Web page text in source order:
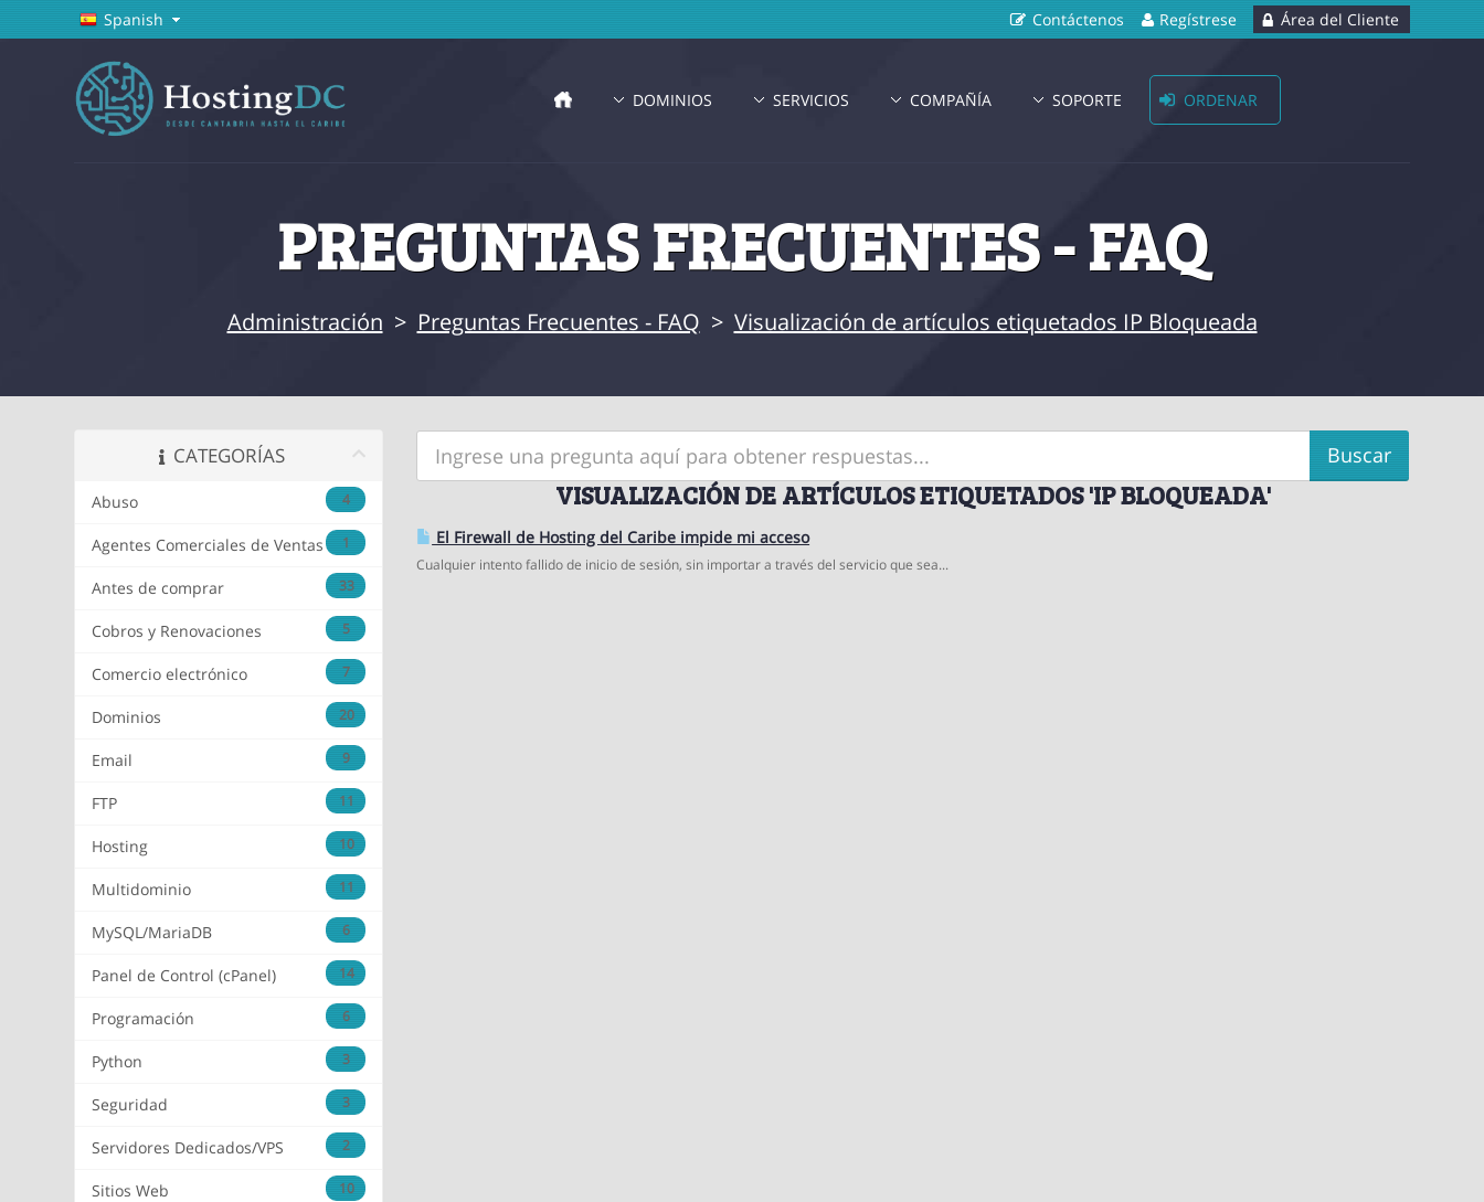
Spanish Contáctenos Regístrese Área del Cliente
DOMINIOS SERVICIOS COMPAÑÍA SOPORTE ORDENAR
PREGUNTAS FRECUENTES - FAQ
Administración > Preguntas Frecuentes - FAQ > Visualización de artículos etiquetados IP Bloqueada
CATEGORÍAS
4
Abuso
1
Agentes Comerciales de Ventas
33
Antes de comprar
5
Cobros y Renovaciones
7
Comercio electrónico
20
Dominios
9
Email
11
FTP
10
Hosting
11
Multidominio
6
MySQL/MariaDB
14
Panel de Control (cPanel)
6
Programación
3
Python
3
Seguridad
2
Servidores Dedicados/VPS
10
Sitios Web
VISUALIZACIÓN DE ARTÍCULOS ETIQUETADOS 'IP BLOQUEADA'
El Firewall de Hosting del Caribe impide mi acceso
Cualquier intento fallido de inicio de sesión, sin importar a través del servicio que sea...